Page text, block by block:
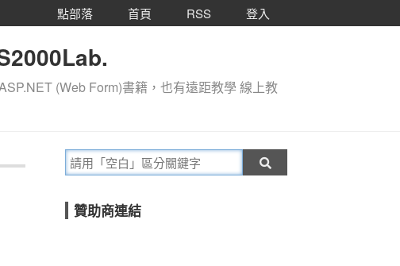
點部落 首頁 RSS 登入
(Web Form)書籍，也有遠距教學 線上教
贊助商連結